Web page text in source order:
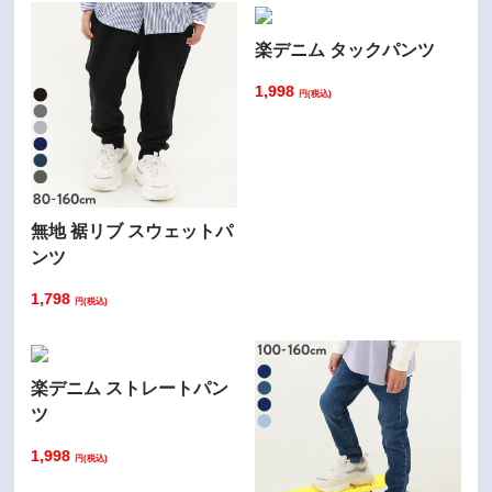
無地 裾リブ スウェットパ
ンツ
1,798円(税込)
楽デニム タックパンツ
1,998 円(税込)
楽デニム ストレートパン
ツ
1,998円(税込)